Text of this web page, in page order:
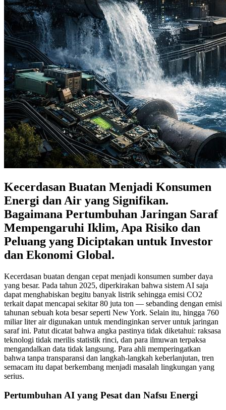
Kecerdasan Buatan Menjadi Konsumen
Energi dan Air yang Signifikan.
Bagaimana Pertumbuhan Jaringan Saraf
Mempengaruhi Iklim, Apa Risiko dan
Peluang yang Diciptakan untuk Investor
dan Ekonomi Global.
Kecerdasan buatan dengan cepat menjadi konsumen sumber daya
yang besar. Pada tahun 2025, diperkirakan bahwa sistem AI saja
dapat menghabiskan begitu banyak listrik sehingga emisi CO2
terkait dapat mencapai sekitar 80 juta ton — sebanding dengan emisi
tahunan sebuah kota besar seperti New York. Selain itu, hingga 760
miliar liter air digunakan untuk mendinginkan server untuk jaringan
saraf ini. Patut dicatat bahwa angka pastinya tidak diketahui: raksasa
teknologi tidak merilis statistik rinci, dan para ilmuwan terpaksa
mengandalkan data tidak langsung. Para ahli memperingatkan
bahwa tanpa transparansi dan langkah-langkah keberlanjutan, tren
semacam itu dapat berkembang menjadi masalah lingkungan yang
serius.
Pertumbuhan AI yang Pesat dan Nafsu Energi